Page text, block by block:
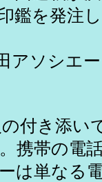
鑑を発注
アソシエ
付き添い
携帯の電
は単なる